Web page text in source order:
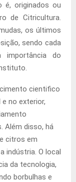
é, originados ou
de Citricultura.
os últimos
sendo cada
importância do
cientifico
no exterior,
Além disso, há
citros em
indústria. O local
da tecnologia,
borbulhas e